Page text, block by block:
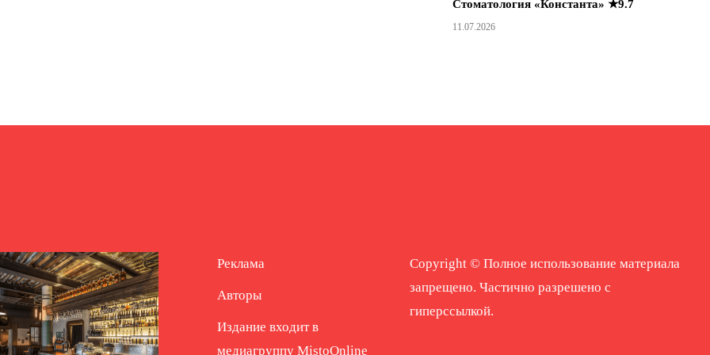
Стоматология «Константа» ★9.7
11.07.2026
Реклама
Авторы
Издание входит в
медиагруппу MistoOnline
Copyright © Полное использование материала
запрещено. Частично разрешено с
гиперссылкой.